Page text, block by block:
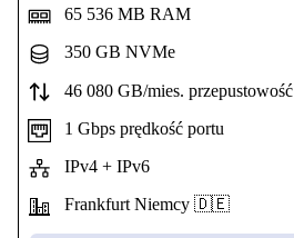
65 536 MB RAM
350 GB NVMe
46 080 GB/mies. przepustowość
1 Gbps prędkość portu
IPv4 + IPv6
Frankfurt Niemcy 🇩🇪